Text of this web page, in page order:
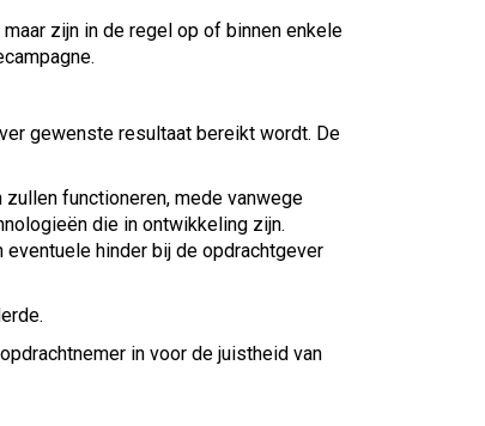
zijn in de regel op of binnen enkele
gewenste resultaat bereikt wordt. De
functioneren, mede vanwege
die in ontwikkeling zijn.
hinder bij de opdrachtgever
in voor de juistheid van